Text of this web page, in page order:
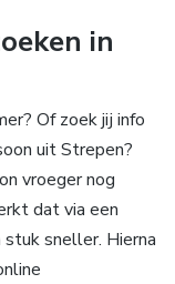
in
Of zoek jij info
uit Strepen?
vroeger nog
dat via een
sneller. Hierna